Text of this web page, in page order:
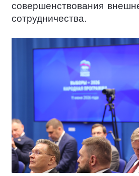
совершенствования
сотрудничества.